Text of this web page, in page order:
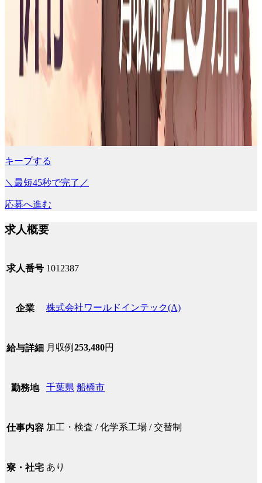
キープする
＼最短45秒で完了／
応募へ進む
求人概要
求人番号 1012387
企業 株式会社ワールドインテック(A)
給与詳細 月収例 253,480円
勤務地 千葉県 船橋市
仕事内容 加工・検査 / 化学系工場 / 交替制
寮・社宅 あり